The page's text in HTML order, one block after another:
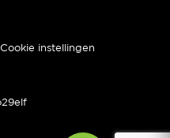
Cookie instellingen